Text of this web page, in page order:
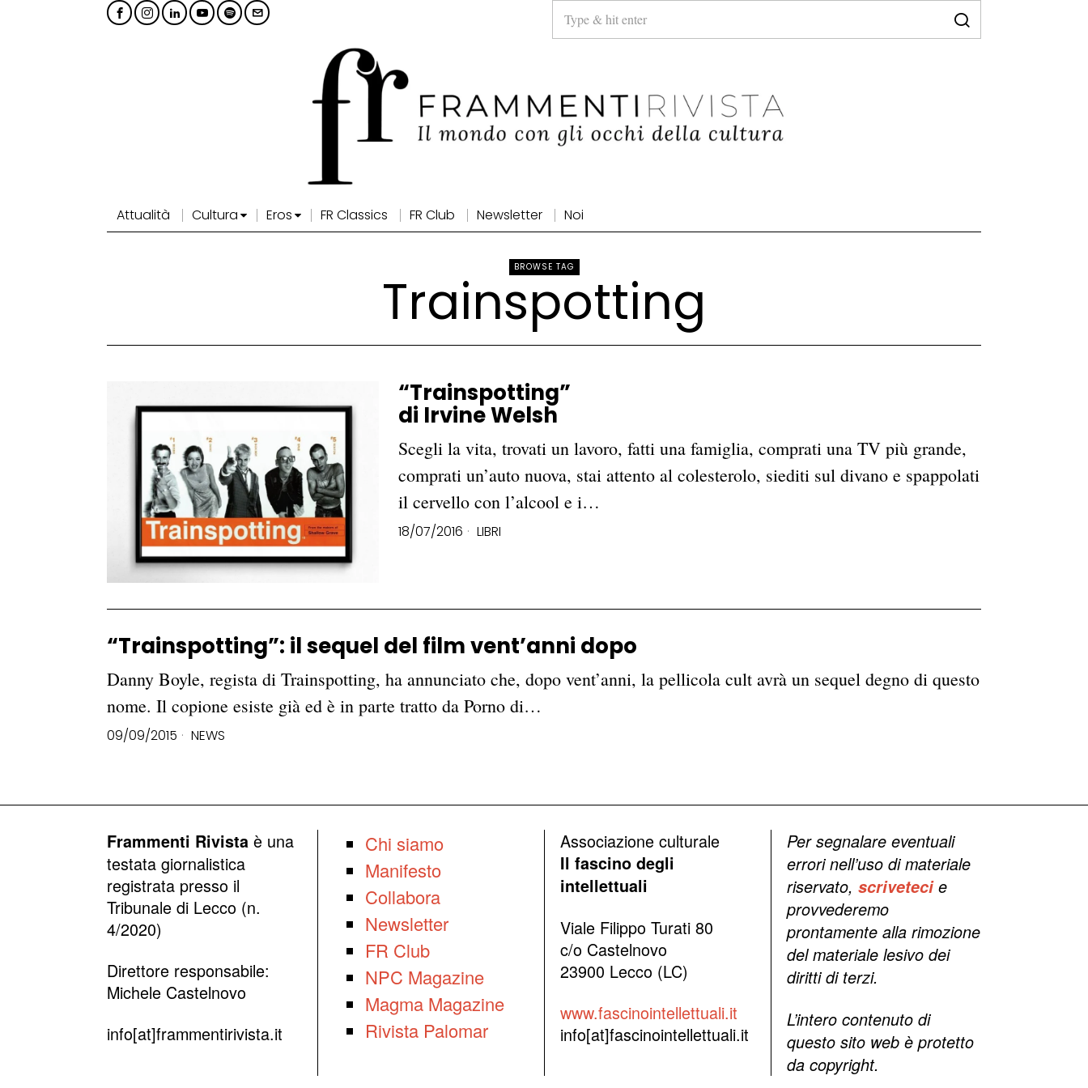
Attualità Cultura Eros FR Classics FR Club Newsletter Noi
BROWSE TAG
Trainspotting
“Trainspotting”
di Irvine Welsh
Scegli la vita, trovati un lavoro, fatti una famiglia, comprati una TV più grande,
comprati un’auto nuova, stai attento al colesterolo, siediti sul divano e spappolati
il cervello con l’alcool e i…
18/07/2016 LIBRI
“Trainspotting”: il sequel del film vent’anni dopo
Danny Boyle, regista di Trainspotting, ha annunciato che, dopo vent’anni, la pellicola cult avrà un sequel degno di questo
nome. Il copione esiste già ed è in parte tratto da Porno di…
09/09/2015 NEWS
Frammenti Rivista è una
testata giornalistica
registrata presso il
Tribunale di Lecco (n.
4/2020)
Direttore responsabile:
Michele Castelnovo
info[at]frammentirivista.it
Chi siamo
Manifesto
Collabora
Newsletter
FR Club
NPC Magazine
Magma Magazine
Rivista Palomar
Associazione culturale
Il fascino degli
intellettuali
Viale Filippo Turati 80
c/o Castelnovo
23900 Lecco (LC)
www.fascinointellettuali.it
info[at]fascinointellettuali.it
Per segnalare eventuali
errori nell’uso di materiale
riservato, scriveteci e
provvederemo
prontamente alla rimozione
del materiale lesivo dei
diritti di terzi.
L’intero contenuto di
questo sito web è protetto
da copyright.